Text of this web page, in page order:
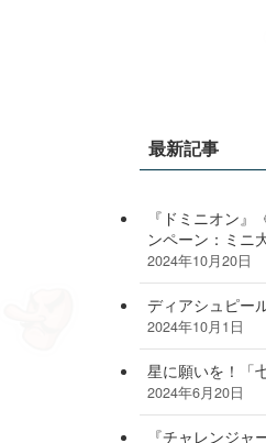
最新記事
『ドミニオン』
ンペーン：ミニ
2024年10月20日
ディアシュピー
2024年10月1日
星に願いを！「
2024年6月20日
『チャレンジ